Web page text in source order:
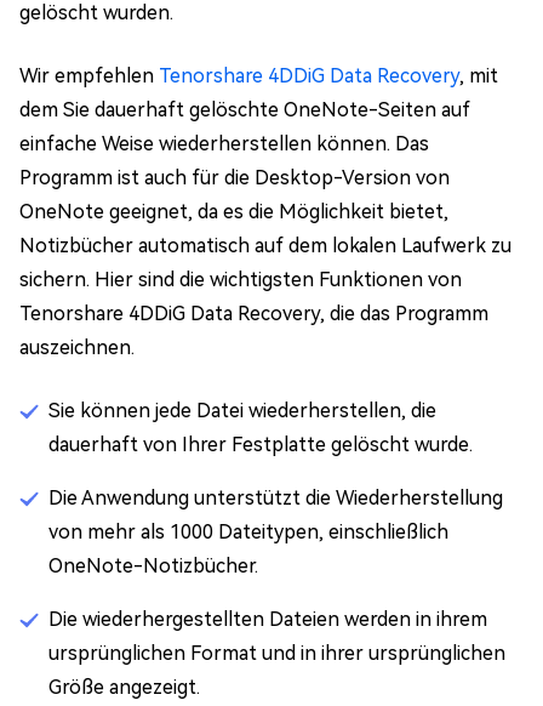
gelöscht wurden.
Wir empfehlen Tenorshare 4DDiG Data Recovery, mit
dem Sie dauerhaft gelöschte OneNote-Seiten auf
einfache Weise wiederherstellen können. Das
Programm ist auch für die Desktop-Version von
OneNote geeignet, da es die Möglichkeit bietet,
Notizbücher automatisch auf dem lokalen Laufwerk zu
sichern. Hier sind die wichtigsten Funktionen von
Tenorshare 4DDiG Data Recovery, die das Programm
auszeichnen.
Sie können jede Datei wiederherstellen, die
dauerhaft von Ihrer Festplatte gelöscht wurde.
Die Anwendung unterstützt die Wiederherstellung
von mehr als 1000 Dateitypen, einschließlich
OneNote-Notizbücher.
Die wiederhergestellten Dateien werden in ihrem
ursprünglichen Format und in ihrer ursprünglichen
Größe angezeigt.